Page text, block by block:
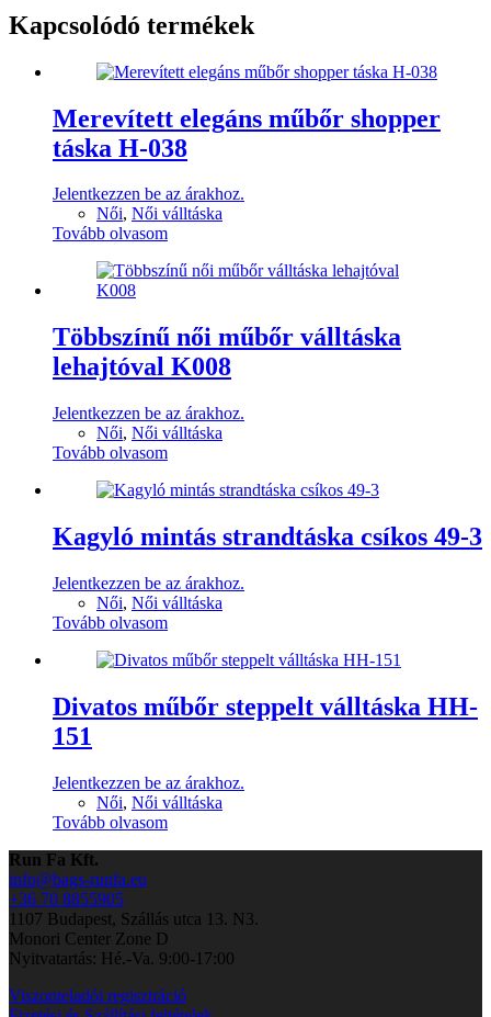
Kapcsolódó termékek
Merevített elegáns műbőr shopper
táska H-038
Jelentkezzen be az árakhoz.
Női, Női válltáska
Tovább olvasom
Többszínű női műbőr válltáska
lehajtóval K008
Jelentkezzen be az árakhoz.
Női, Női válltáska
Tovább olvasom
Kagyló mintás strandtáska csíkos 49-3
Jelentkezzen be az árakhoz.
Női, Női válltáska
Tovább olvasom
Divatos műbőr steppelt válltáska HH-
151
Jelentkezzen be az árakhoz.
Női, Női válltáska
Tovább olvasom
Run Fa Kft.
info@bags-runfa.eu
+36 70 8855905
1107 Budapest, Szállás utca 13. N3.
Monori Center Zone D
Nyitvatartás: Hé.-Va. 9:00-17:00
Viszonteladói regisztráció